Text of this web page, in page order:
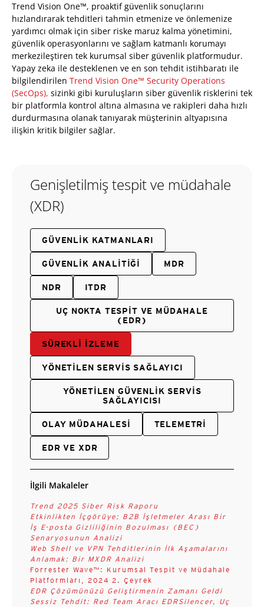
Trend Vision One™, proaktif güvenlik sonuçlarını
hızlandırarak tehditleri tahmin etmenize ve önlemenize
yardımcı olmak için siber riske maruz kalma yönetimini,
güvenlik operasyonlarını ve sağlam katmanlı korumayı
merkezileştiren tek kurumsal siber güvenlik platformudur.
Yapay zeka ile desteklenen ve en son tehdit istihbaratı ile
bilgilendirilen Trend Vision One™ Security Operations
(SecOps), sizinki gibi kuruluşların siber güvenlik risklerini tek
bir platformla kontrol altına almasına ve rakipleri daha hızlı
durdurmasına olanak tanıyarak müşterinin altyapısına
ilişkin kritik bilgiler sağlar.
Genişletilmiş tespit ve müdahale
(XDR)
GÜVENLIK KATMANLARI
GÜVENLIK ANALITIĞI MDR
NDR ITDR
UÇ NOKTA TESPIT VE MÜDAHALE
(EDR)
SÜREKLI İZLEME
YÖNETILEN SERVIS SAĞLAYICI
YÖNETILEN GÜVENLIK SERVIS
SAĞLAYICISI
OLAY MÜDAHALESI TELEMETRI
EDR VE XDR
İlgili Makaleler
Trend 2025 Siber Risk Raporu
Etkinlikten İçgörüye: B2B İşletmeler Arası Bir
İş E-posta Gizliliğinin Bozulması (BEC)
Senaryosunun Analizi
Web Shell ve VPN Tehditlerinin İlk Aşamalarını
Anlamak: Bir MXDR Analizi
Forrester Wave™: Kurumsal Tespit ve Müdahale
Platformları, 2024 2. Çeyrek
EDR Çözümünüzü Geliştirmenin Zamanı Geldi
Sessiz Tehdit: Red Team Aracı EDRSilencer, Uç